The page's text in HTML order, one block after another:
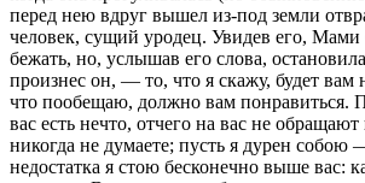
перед нею вдруг вышел из-под земли
человек, сущий уродец. Увидев его, Мами
бежать, но, услышав его слова,
произнес он, — то, что я скажу, будет вам
что пообещаю, должно вам понравиться.
вас есть нечто, отчего на вас не
никогда не думаете; пусть я дурен собою
недостатка я стою бесконечно выше вас: